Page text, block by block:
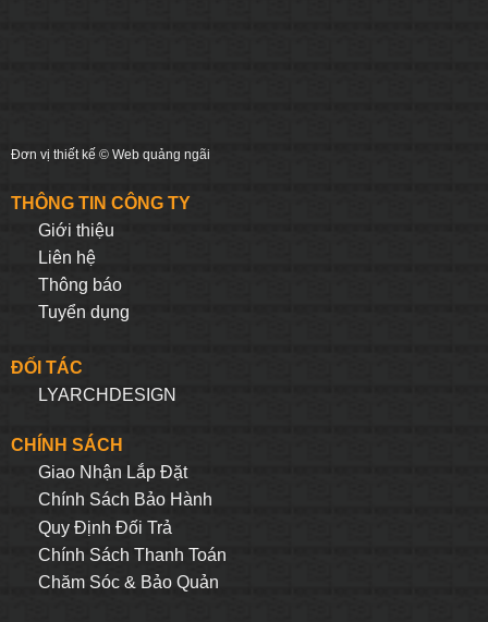
Đơn vị thiết kế © Web quảng ngãi
THÔNG TIN CÔNG TY
Giới thiệu
Liên hệ
Thông báo
Tuyển dụng
ĐỐI TÁC
LYARCHDESIGN
CHÍNH SÁCH
Giao Nhận Lắp Đặt
Chính Sách Bảo Hành
Quy Định Đối Trả
Chính Sách Thanh Toán
Chăm Sóc & Bảo Quản